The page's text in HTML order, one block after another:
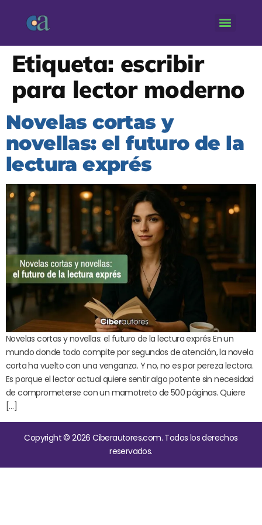
Etiqueta: escribir
para lector moderno
Novelas cortas y
novellas: el futuro de la
lectura exprés
Novelas cortas y novellas: el futuro de la lectura exprés En un
mundo donde todo compite por segundos de atención, la novela
corta ha vuelto con una venganza. Y no, no es por pereza lectora.
Es porque el lector actual quiere sentir algo potente sin necesidad
de comprometerse con un mamotreto de 500 páginas. Quiere
[…]
Copyright © 2026 Ciberautores.com. Todos los derechos
reservados.